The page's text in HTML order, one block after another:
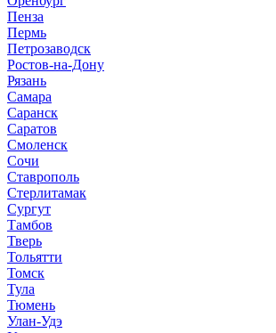
Пенза
Пермь
Петрозаводск
Ростов-на-Дону
Рязань
Самара
Саранск
Саратов
Смоленск
Сочи
Ставрополь
Стерлитамак
Сургут
Тамбов
Тверь
Тольятти
Томск
Тула
Тюмень
Улан-Удэ